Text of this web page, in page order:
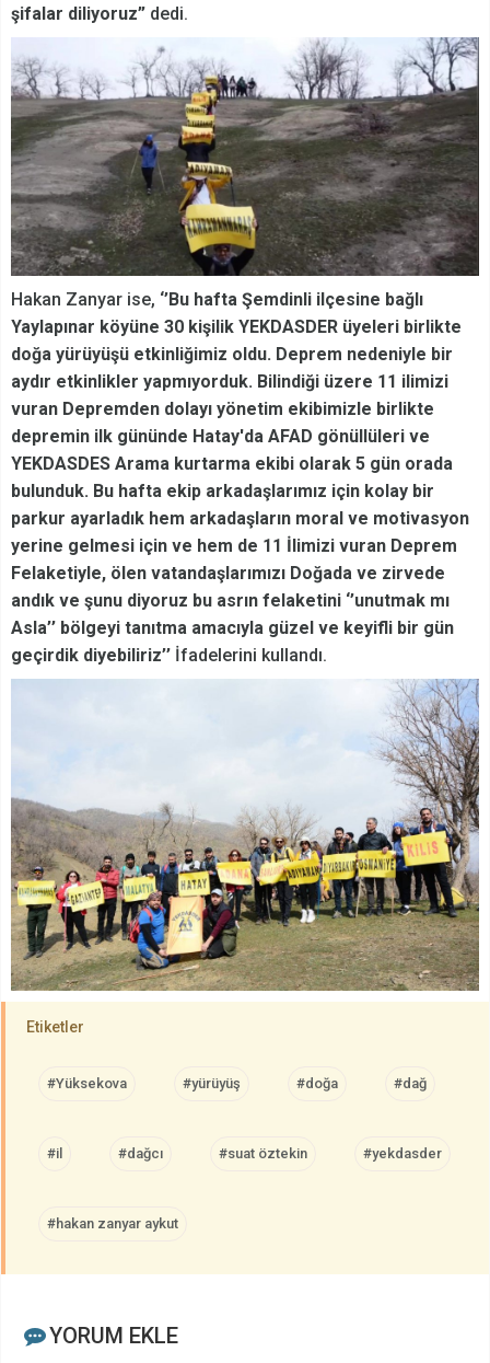
şifalar diliyoruz” dedi.
Hakan Zanyar ise, ‘’Bu hafta Şemdinli ilçesine bağlı
Yaylapınar köyüne 30 kişilik YEKDASDER üyeleri birlikte
doğa yürüyüşü etkinliğimiz oldu. Deprem nedeniyle bir
aydır etkinlikler yapmıyorduk. Bilindiği üzere 11 ilimizi
vuran Depremden dolayı yönetim ekibimizle birlikte
depremin ilk gününde Hatay'da AFAD gönüllüleri ve
YEKDASDES Arama kurtarma ekibi olarak 5 gün orada
bulunduk. Bu hafta ekip arkadaşlarımız için kolay bir
parkur ayarladık hem arkadaşların moral ve motivasyon
yerine gelmesi için ve hem de 11 İlimizi vuran Deprem
Felaketiyle, ölen vatandaşlarımızı Doğada ve zirvede
andık ve şunu diyoruz bu asrın felaketini ‘’unutmak mı
Asla’’ bölgeyi tanıtma amacıyla güzel ve keyifli bir gün
geçirdik diyebiliriz’’ İfadelerini kullandı.
Etiketler
#Yüksekova #yürüyüş #doğa #dağ
#il #dağcı #suat öztekin #yekdasder
#hakan zanyar aykut
YORUM EKLE